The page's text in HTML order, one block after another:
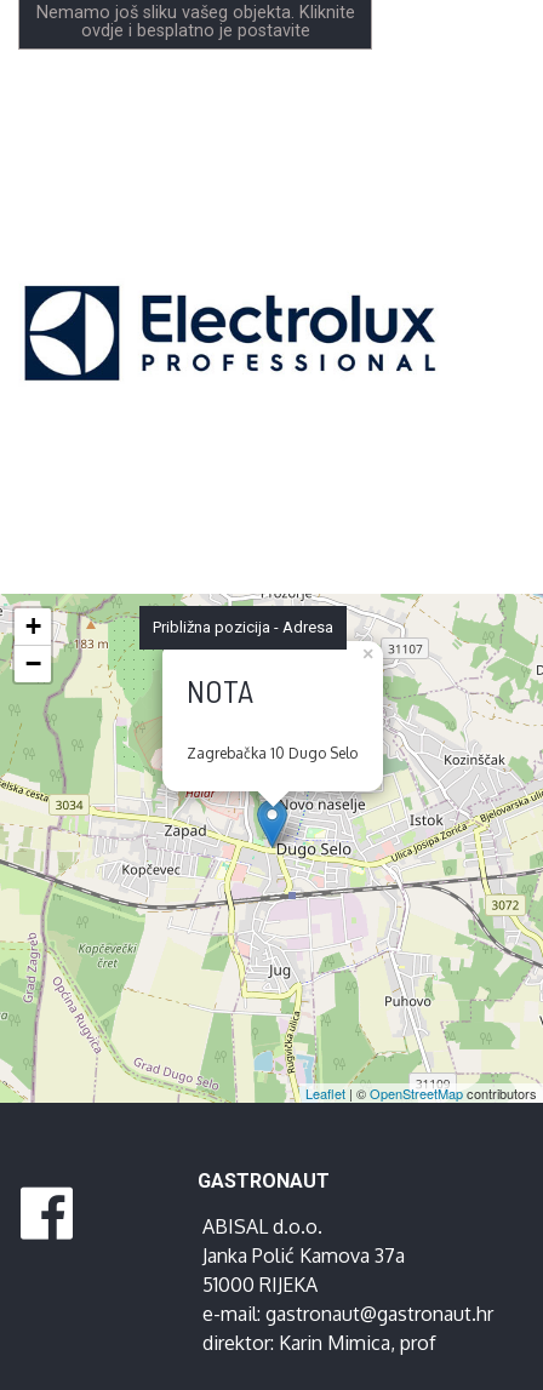
Nemamo još sliku vašeg objekta. Kliknite
ovdje i besplatno je postavite
NOTA
Zagrebačka 10 Dugo Selo
×
+
−
Leaflet | ©OpenStreetMapcontributors
Približna pozicija - Adresa
GASTRONAUT
ABISAL d.o.o.
Janka Polić Kamova 37a
51000 RIJEKA
e-mail: gastronaut@gastronaut.hr
direktor: Karin Mimica, prof